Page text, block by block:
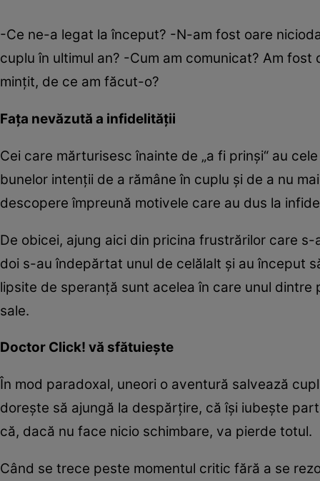
-Ce ne-a legat la început? -N-am fost oare
cuplu în ultimul an? -Cum am comunicat? Am
minţit, de ce am făcut-o?
Faţa nevăzută a infidelităţii
Cei care mărturisesc înainte de „a fi prinşi“ au
bunelor intenţii de a rămâne în cuplu şi de a nu
descopere împreună motivele care au dus la
De obicei, ajung aici din pricina frustrărilor care
doi s-au îndepărtat unul de celălalt şi au început
lipsite de speranţă sunt acelea în care unul
sale.
Doctor Click! vă sfătuieşte
În mod paradoxal, uneori o aventură salvează
doreşte să ajungă la despărţire, că îşi iubeşte
că, dacă nu face nicio schimbare, va pierde totul.
Când se trece peste momentul critic fără a se